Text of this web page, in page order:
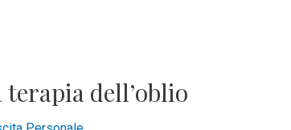
terapia dell’oblio